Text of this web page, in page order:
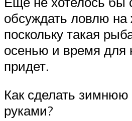
обсуждать ловлю на
поскольку такая
осенью и время для
придет.
Как сделать зимнюю
руками?